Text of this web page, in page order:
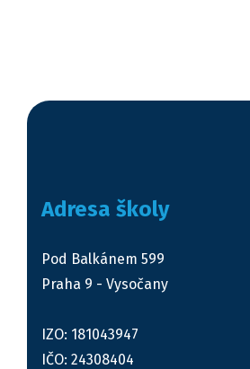
Adresa školy
Pod Balkánem 599
Praha 9 - Vysočany
IZO: 181043947
IČO: 24308404